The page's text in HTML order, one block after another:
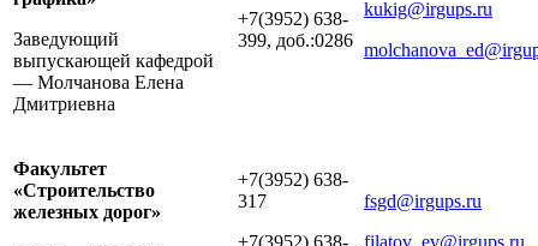
Заведующий
выпускающей кафедрой
— Молчанова Елена
Дмитриевна
+7(3952) 638-
399, доб.:0286
kukig@irgups.ru
Факультет
«Строительство
железных дорог»
+7(3952) 638-
317
+7(3952) 638-
fsgd@irgups.ru
filatov_ev@irgups.ru